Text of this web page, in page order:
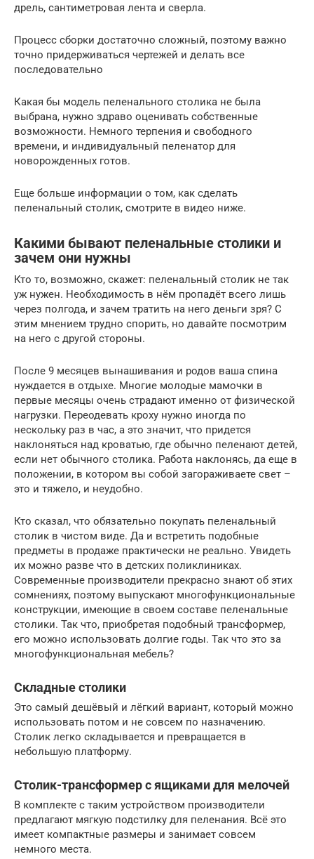
дрель, сантиметровая лента и сверла.
Процесс сборки достаточно сложный, поэтому важно
точно придерживаться чертежей и делать все
последовательно
Какая бы модель пеленального столика не была
выбрана, нужно здраво оценивать собственные
возможности. Немного терпения и свободного
времени, и индивидуальный пеленатор для
новорожденных готов.
Еще больше информации о том, как сделать
пеленальный столик, смотрите в видео ниже.
Какими бывают пеленальные столики и
зачем они нужны
Кто то, возможно, скажет: пеленальный столик не так
уж нужен. Необходимость в нём пропадёт всего лишь
через полгода, и зачем тратить на него деньги зря? С
этим мнением трудно спорить, но давайте посмотрим
на него с другой стороны.
После 9 месяцев вынашивания и родов ваша спина
нуждается в отдыхе. Многие молодые мамочки в
первые месяцы очень страдают именно от физической
нагрузки. Переодевать кроху нужно иногда по
нескольку раз в час, а это значит, что придется
наклоняться над кроватью, где обычно пеленают детей,
если нет обычного столика. Работа наклонясь, да еще в
положении, в котором вы собой загораживаете свет –
это и тяжело, и неудобно.
Кто сказал, что обязательно покупать пеленальный
столик в чистом виде. Да и встретить подобные
предметы в продаже практически не реально. Увидеть
их можно разве что в детских поликлиниках.
Современные производители прекрасно знают об этих
сомнениях, поэтому выпускают многофункциональные
конструкции, имеющие в своем составе пеленальные
столики. Так что, приобретая подобный трансформер,
его можно использовать долгие годы. Так что это за
многофункциональная мебель?
Складные столики
Это самый дешёвый и лёгкий вариант, который можно
использовать потом и не совсем по назначению.
Столик легко складывается и превращается в
небольшую платформу.
Столик-трансформер с ящиками для мелочей
В комплекте с таким устройством производители
предлагают мягкую подстилку для пеленания. Всё это
имеет компактные размеры и занимает совсем
немного места.